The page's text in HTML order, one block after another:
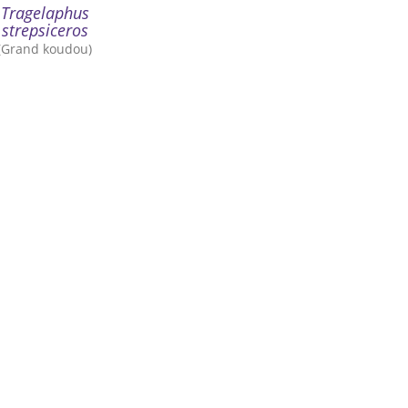
Tragelaphus
strepsiceros
koudou)